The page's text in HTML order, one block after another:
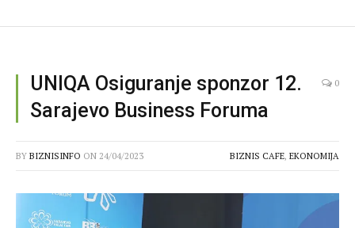
UNIQA Osiguranje sponzor 12.
Sarajevo Business Foruma
0
BY BIZNISINFO ON 24/04/2023 BIZNIS CAFE, EKONOMIJA